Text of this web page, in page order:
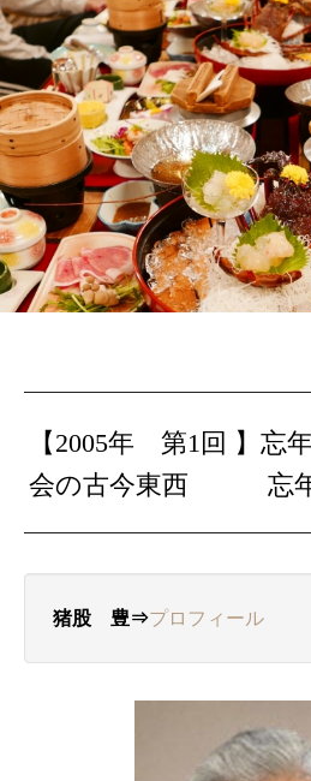
【2005年 第1回 】忘
会の古今東西 忘
猪股 豊⇒プロフィール